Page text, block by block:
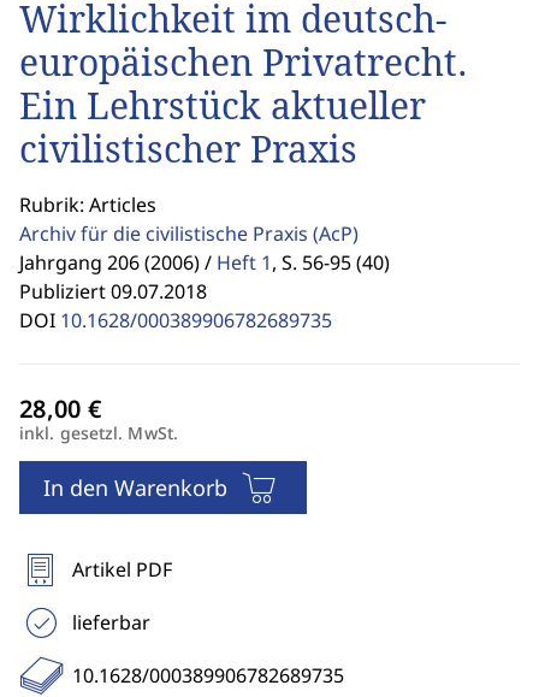
Wirklichkeit im deutsch-
europäischen Privatrecht.
Ein Lehrstück aktueller
civilistischer Praxis
Rubrik: Articles
Archiv für die civilistische Praxis (AcP)
Jahrgang 206 (2006) / Heft 1, S. 56-95 (40)
Publiziert 09.07.2018
DOI 10.1628/000389906782689735
inkl. gesetzl. MwSt.
In den Warenkorb
Artikel PDF
lieferbar
10.1628/000389906782689735